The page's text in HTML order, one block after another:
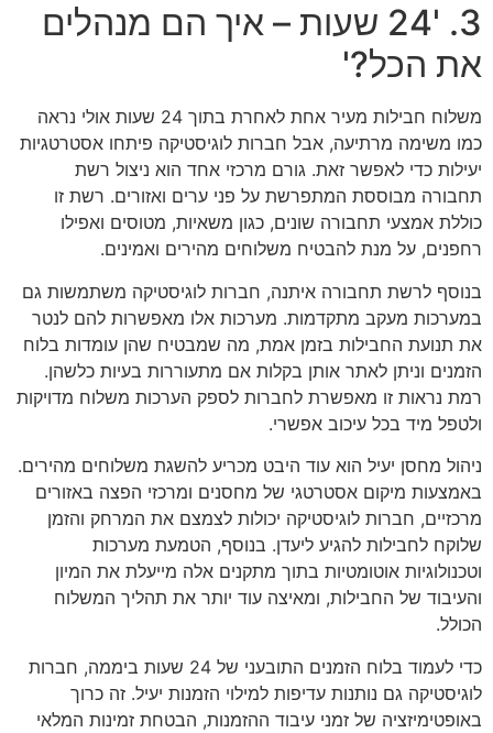
3. '24 שעות – איך הם מנהלים
את הכל?'
משלוח חבילות מעיר אחת לאחרת בתוך 24 שעות אולי נראה
כמו משימה מרתיעה, אבל חברות לוגיסטיקה פיתחו אסטרטגיות
יעילות כדי לאפשר זאת. גורם מרכזי אחד הוא ניצול רשת
תחבורה מבוססת המתפרשת על פני ערים ואזורים. רשת זו
כוללת אמצעי תחבורה שונים, כגון משאיות, מטוסים ואפילו
רחפנים, על מנת להבטיח משלוחים מהירים ואמינים.
בנוסף לרשת תחבורה איתנה, חברות לוגיסטיקה משתמשות גם
במערכות מעקב מתקדמות. מערכות אלו מאפשרות להם לנטר
את תנועת החבילות בזמן אמת, מה שמבטיח שהן עומדות בלוח
הזמנים וניתן לאתר אותן בקלות אם מתעוררות בעיות כלשהן.
רמת נראות זו מאפשרת לחברות לספק הערכות משלוח מדויקות
ולטפל מיד בכל עיכוב אפשרי.
ניהול מחסן יעיל הוא עוד היבט מכריע להשגת משלוחים מהירים.
באמצעות מיקום אסטרטגי של מחסנים ומרכזי הפצה באזורים
מרכזיים, חברות לוגיסטיקה יכולות לצמצם את המרחק והזמן
שלוקח לחבילות להגיע ליעדן. בנוסף, הטמעת מערכות
וטכנולוגיות אוטומטיות בתוך מתקנים אלה מייעלת את המיון
והעיבוד של החבילות, ומאיצה עוד יותר את תהליך המשלוח
הכולל.
כדי לעמוד בלוח הזמנים התובעני של 24 שעות ביממה, חברות
לוגיסטיקה גם נותנות עדיפות למילוי הזמנות יעיל. זה כרוך
באופטימיזציה של זמני עיבוד ההזמנות, הבטחת זמינות המלאי